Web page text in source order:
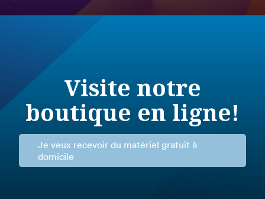
Visite notre
boutique en ligne!
Je veux recevoir du matériel gratuit à
domicile